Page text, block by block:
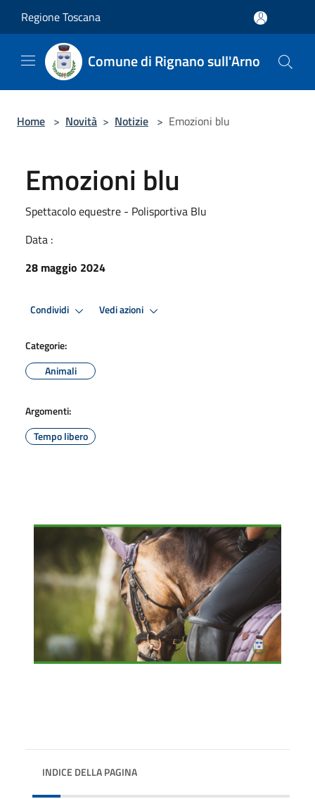
Regione Toscana
Comune di Rignano sull'Arno
Home > Novità > Notizie > Emozioni blu
Emozioni blu
Spettacolo equestre - Polisportiva Blu
Data :
28 maggio 2024
Condividi Vedi azioni
Categorie:
Animali
Argomenti:
Tempo libero
INDICE DELLA PAGINA